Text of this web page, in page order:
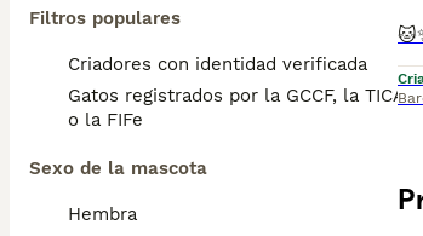
Filtros populares
Criadores con identidad verificada
Gatos registrados por la GCCF, la TICA
o la FIFe
Sexo de la mascota
Hembra